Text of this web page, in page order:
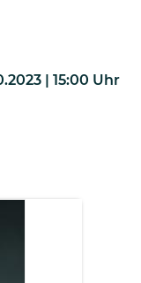
| 15:00 Uhr